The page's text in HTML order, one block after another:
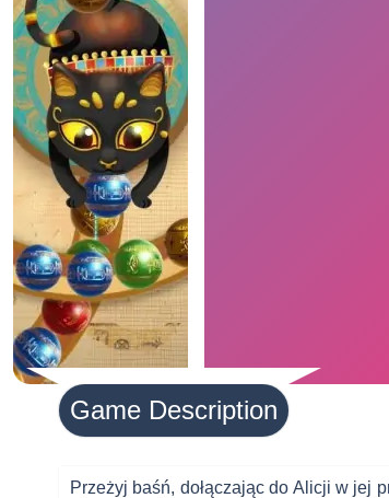
Advertisement
Game Description
Przeżyj baśń, dołączając do Alicji w jej